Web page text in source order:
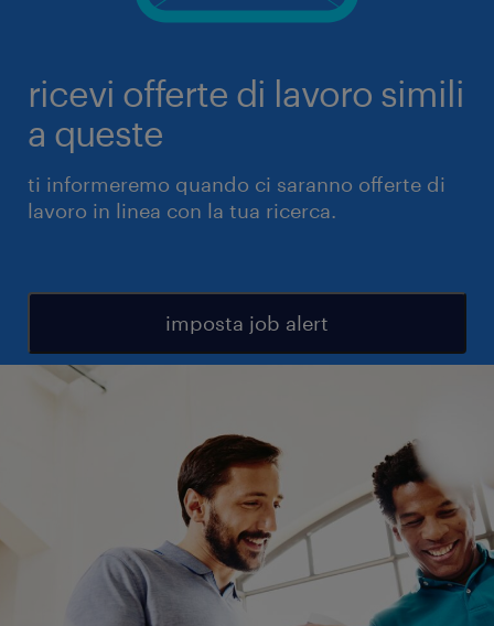
ricevi offerte di lavoro simili
a queste
ti informeremo quando ci saranno offerte di
lavoro in linea con la tua ricerca.
imposta job alert